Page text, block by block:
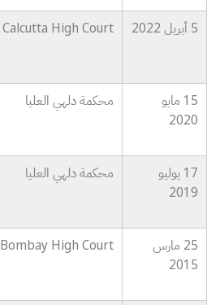
5 أبريل 2022 Calcutta High Court
15 مايو
2020
محكمة دلهي العليا
17 يوليو
2019
محكمة دلهي العليا
25 مارس
2015
Bombay High Court